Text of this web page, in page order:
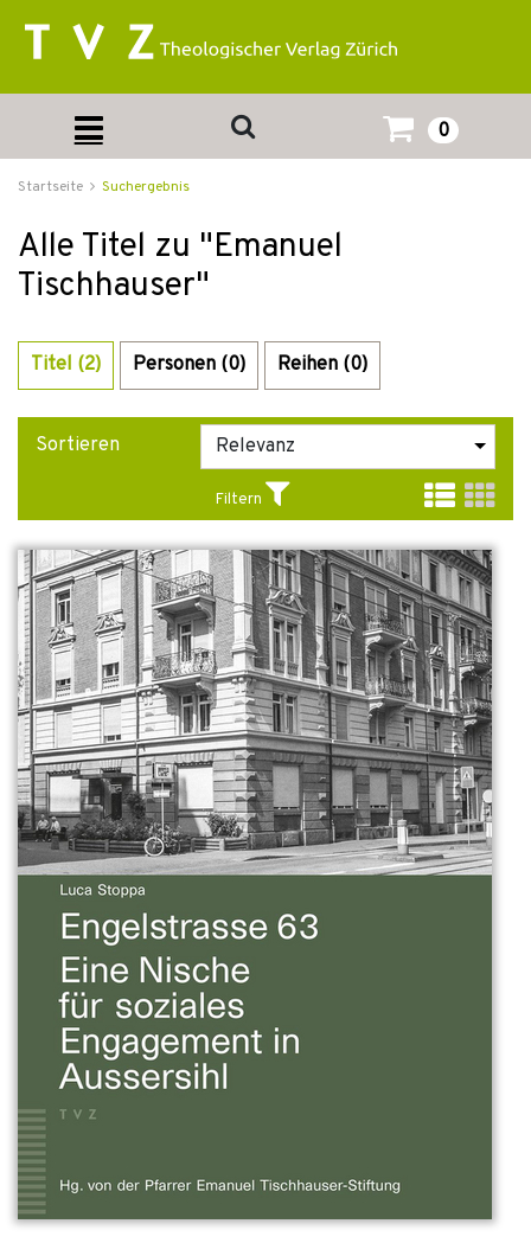
0
Startseite Suchergebnis
Alle Titel zu "Emanuel
Tischhauser"
Titel (2) Personen (0) Reihen (0)
Sortieren
Filtern